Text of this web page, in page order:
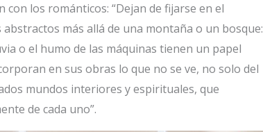
los románticos: “Dejan de fijarse en el
más allá de una montaña o un bosque:
o el humo de las máquinas tienen un papel
en sus obras lo que no se ve, no solo del
mundos interiores y espirituales, que
de cada uno”.